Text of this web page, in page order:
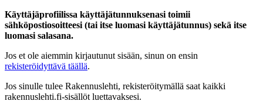
Käyttäjäprofiilissa käyttäjätunnuksenasi toimii
sähköpostiosoitteesi (tai itse luomasi käyttäjätunnus) sekä itse
luomasi salasana.
Jos et ole aiemmin kirjautunut sisään, sinun on ensin
rekisteröidyttävä täällä.
Jos sinulle tulee Rakennuslehti, rekisteröitymällä saat kaikki
rakennuslehti.fi-sisällöt luettavaksesi.